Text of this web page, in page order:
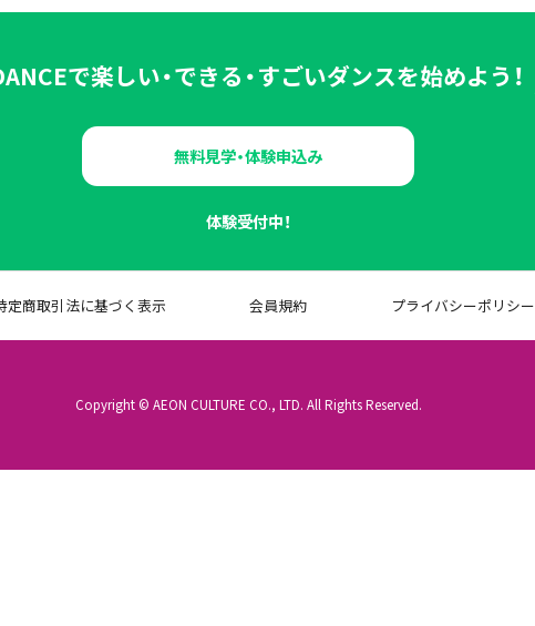
で楽しい・できる・すごいダンスを始めよう！
無料見学・体験申込み
体験受付中！
定商取引法に基づく表示 会員規約 プライバシーポリシー
Copyright © AEON CULTURE CO., LTD. All Rights Reserved.